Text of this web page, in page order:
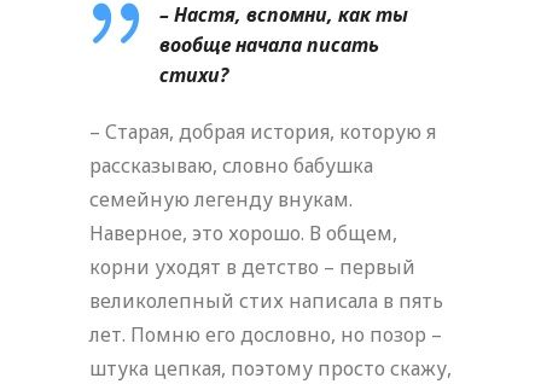
– Настя, вспомни, как ты
вообще начала писать
стихи?
– Старая, добрая история, которую я
рассказываю, словно бабушка
семейную легенду внукам.
Наверное, это хорошо. В общем,
корни уходят в детство – первый
великолепный стих написала в пять
лет. Помню его дословно, но позор –
штука цепкая, поэтому просто скажу,